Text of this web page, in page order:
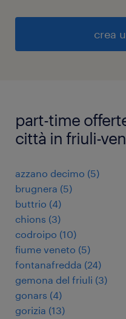
crea
part-time
città in friuli-
azzano decimo (5)
brugnera (5)
buttrio (4)
chions (3)
codroipo (10)
fiume veneto (5)
fontanafredda (24)
gemona del friuli (3)
gonars (4)
gorizia (13)